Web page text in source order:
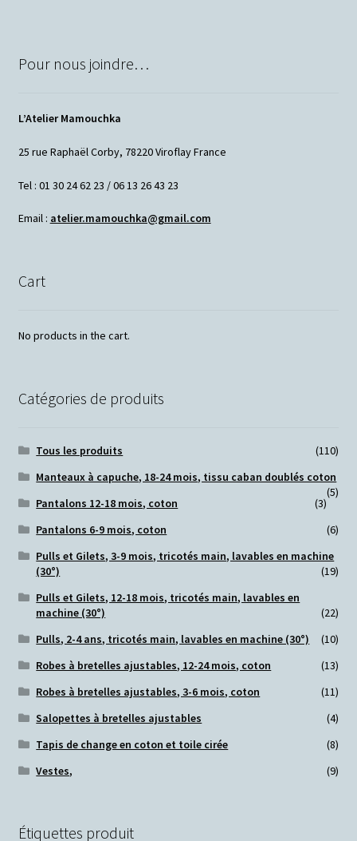
Pour nous joindre…
L’Atelier Mamouchka
25 rue Raphaël Corby, 78220 Viroflay France
Tel : 01 30 24 62 23 / 06 13 26 43 23
Email : atelier.mamouchka@gmail.com
Cart
No products in the cart.
Catégories de produits
Tous les produits
(110)
Manteaux à capuche, 18-24 mois, tissu caban doublés coton
(5)
Pantalons 12-18 mois, coton
(3)
Pantalons 6-9 mois, coton
(6)
Pulls et Gilets, 3-9 mois, tricotés main, lavables en machine
(30°)
(19)
Pulls et Gilets, 12-18 mois, tricotés main, lavables en
machine (30°)
(22)
Pulls, 2-4 ans, tricotés main, lavables en machine (30°)
(10)
Robes à bretelles ajustables, 12-24 mois, coton
(13)
Robes à bretelles ajustables, 3-6 mois, coton
(11)
Salopettes à bretelles ajustables
(4)
Tapis de change en coton et toile cirée
(8)
Vestes,
(9)
Étiquettes produit